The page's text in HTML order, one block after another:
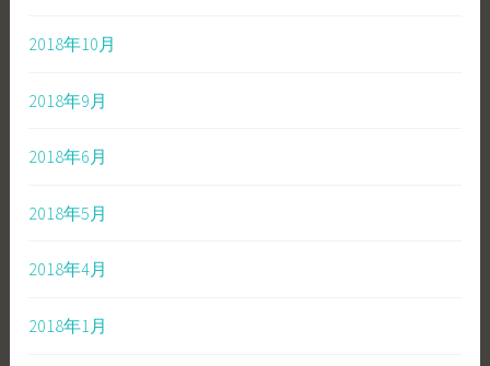
2018年10月
2018年9月
2018年6月
2018年5月
2018年4月
2018年1月